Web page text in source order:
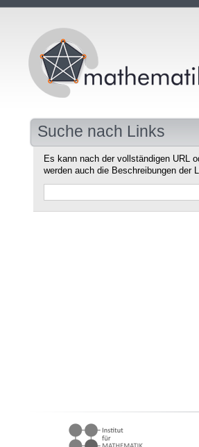
Suche nach Links
Es kann nach der vollständigen URL
werden auch die Beschreibungen der